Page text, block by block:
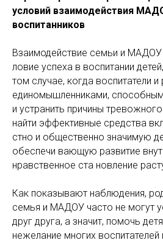
условий взаимодействия
воспитанников
Взаимодействие семьи и
ловие успеха в воспитании
том случае, когда воспитатели и
единомышленниками,
и устранить причины
найти эффективные средства
стно и общественно значимую
обеспечи вающую развитие
нравственное ста новление
Как показывают наблюдения,
семья и МАДОУ часто не могут
друг друга, а значит, помочь
нежелание многих